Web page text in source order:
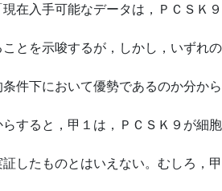
在入手可能なデータは，ＰＣＳＫ９
とを示唆するが，しかし，いずれの
件下において優勢であるのか分から
すると，甲１は，ＰＣＳＫ９が細胞
したものとはいえない。むしろ，甲